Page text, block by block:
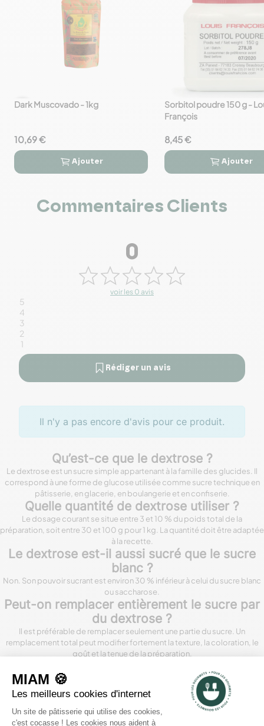
favorite_border
Dark Muscovado - 1kg
10,69 €
 
Ajouter
favorite_border
Sorbitol poudre 150 g -
François
8,45 €
 
Ajouter
Commentaires Clients
0
voir les 0 avis
5
4
3
2
1
Rédiger un avis
Il n'y a pas encore d'avis pour ce produit.
Qu’est-ce que le dextrose ?
Le dextrose est un sucre simple appartenant à la famille des glucides. Il
correspond à une forme de glucose utilisée comme sucre technique en
pâtisserie, en glacerie, en boulangerie et en confiserie.
Quelle quantité de dextrose utiliser ?
Le dosage courant se situe entre 3 et 10 % du poids total de la
préparation, soit entre 30 et 100 g pour 1 kg. La quantité doit être adaptée
à la recette.
Le dextrose est-il aussi sucré que le sucre
blanc ?
Non. Son pouvoir sucrant est environ 30 % inférieur à celui du sucre blanc
ou saccharose.
Peut-on remplacer entièrement le sucre par
du dextrose ?
Il est préférable de remplacer seulement une partie du sucre. Un
remplacement total peut modifier fortement la texture, la coloration, le
goût et la tenue de la préparation.
Le dextrose abaisse le point de congélation de la préparation. Il aide ainsi
à obtenir une glace plus souple, plus facile à servir et moins sujette à la
formation de gros cristaux.